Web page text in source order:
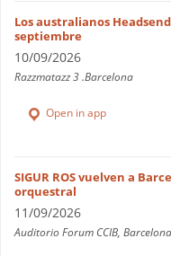
Los australianos
septiembre
10/09/2026
Razzmatazz 3 .Barcelona
Open in app
SIGUR ROS vuelven a
orquestral
11/09/2026
Auditorio Forum CCIB, Barcelona